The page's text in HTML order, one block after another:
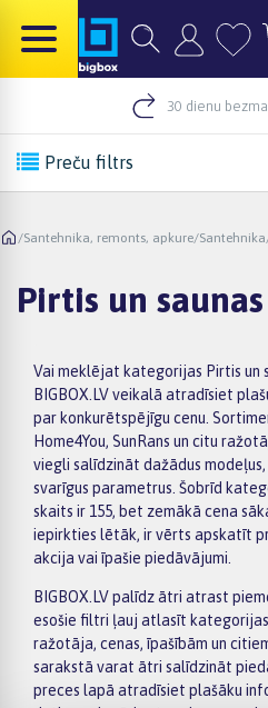
30 dienu
Preču filtrs
/Santehnika, remonts, apkure/Santehnika
Pirtis un saunas
Vai meklējat kategorijas Pirtis un
BIGBOX.LV veikalā atradīsiet
par konkurētspējīgu cenu.
Home4You, SunRans un citu
viegli salīdzināt dažādus
svarīgus parametrus. Šobrīd
skaits ir 155, bet zemākā cena
iepirkties lētāk, ir vērts apskatīt
akcija vai īpašie piedāvājumi.
BIGBOX.LV palīdz ātri atrast
esošie filtri ļauj atlasīt kategorijas
ražotāja, cenas, īpašībām un
sarakstā varat ātri salīdzināt
preces lapā atradīsiet plašāku